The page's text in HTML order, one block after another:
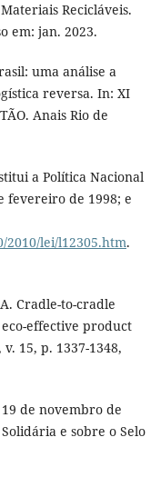
Recicláveis.
em: jan. 2023.
uma análise a
reversa. In: XI
Anais Rio de
a Política Nacional
fevereiro de 1998; e
2010/lei/l12305.htm.
A. Cradle-to-cradle
effective product
15, p. 1337-1348,
de novembro de
e sobre o Selo